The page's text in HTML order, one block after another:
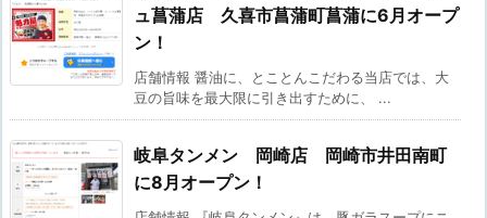
ュ菖蒲店 久喜市菖蒲町菖蒲に6月オープ
ン！
店舗情報 醤油に、とことんこだわる当店では、大
豆の旨味を最大限に引き出すために、 ...
岐阜タンメン 岡崎店 岡崎市井田南町
に8月オープン！